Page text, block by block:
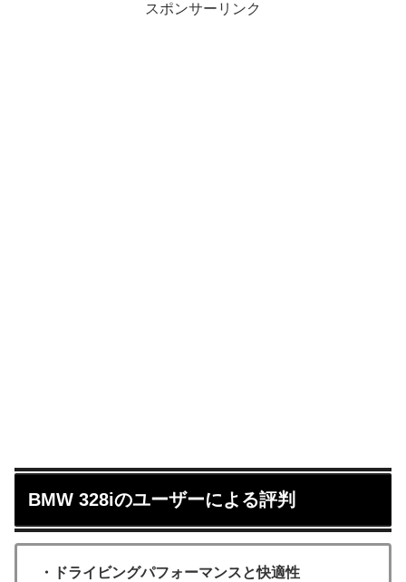
スポンサーリンク
BMW 328iのユーザーによる評判
・ドライビングパフォーマンスと快適性